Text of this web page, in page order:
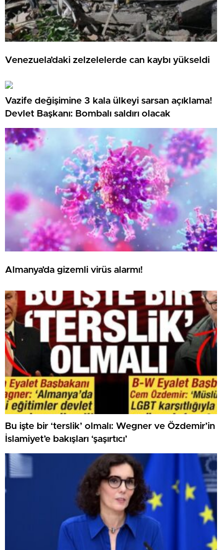
Venezuela’daki zelzelelerde can kaybı yükseldi
Vazife değişimine 3 kala ülkeyi sarsan açıklama!
Devlet Başkanı: Bombalı saldırı olacak
Almanya’da gizemli virüs alarmı!
Bu işte bir ‘terslik’ olmalı: Wegner ve Özdemir’in
İslamiyet’e bakışları ‘şaşırtıcı’